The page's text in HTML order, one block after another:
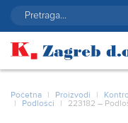
Početna | Proizvodi |
|
Podlošci | 223182 –